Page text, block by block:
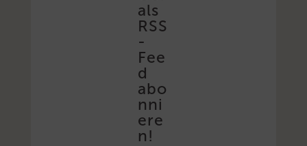
als
RSS
-
Fee
d
abo
nni
ere
n!